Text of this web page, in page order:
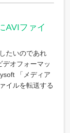
AVIファイ
たいのであれ
デオフォーマッ
「メディア
イルを転送する